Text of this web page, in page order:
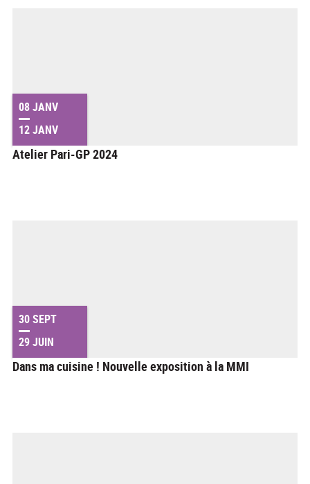
08 JANV
12 JANV
Atelier Pari-GP 2024
30 SEPT
29 JUIN
Dans ma cuisine ! Nouvelle exposition à la MMI